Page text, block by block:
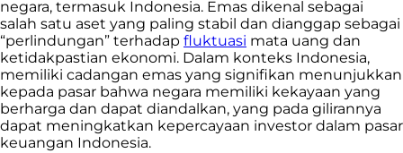
negara, termasuk Indonesia. Emas dikenal sebagai
salah satu aset yang paling stabil dan dianggap sebagai
“perlindungan” terhadap fluktuasi mata uang dan
ketidakpastian ekonomi. Dalam konteks Indonesia,
memiliki cadangan emas yang signifikan menunjukkan
kepada pasar bahwa negara memiliki kekayaan yang
berharga dan dapat diandalkan, yang pada gilirannya
dapat meningkatkan kepercayaan investor dalam pasar
keuangan Indonesia.